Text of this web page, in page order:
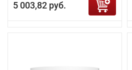
5 003,82 руб.